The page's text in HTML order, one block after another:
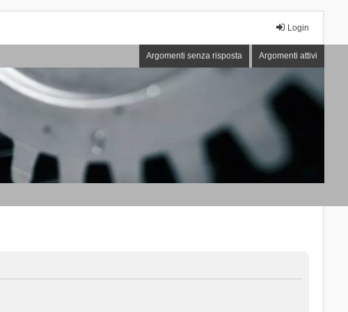
Login
Argomenti senza risposta Argomenti attivi